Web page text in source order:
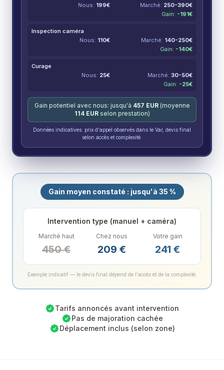
Nous: 199€ Marché: 250-390€
Gain: -191€
Inspection caméra
Nous: 110€ Marché: 140-250€
Gain: -140€
Curage
Nous: 25€ Marché: 30-50€
Gain: -25€
Gain potentiel avec nous: jusqu'à 457 EUR(moyenne
114EURselon prestation)
Données indicatives: prix d'appel observés dans le Var, devis final
selon accès et complexité.
Gain moyen constaté : jusqu'à 35 %
Intervention type (manuel + caméra)
Marché haut
450€
Chez nous
209 €
Votre gain
241 €
Exemple indicatif — le devis final dépend de l'accès et de la complexité.
Tarifs annoncés avant intervention
Pas de majoration cachée
Déplacement inclus (selon zone)